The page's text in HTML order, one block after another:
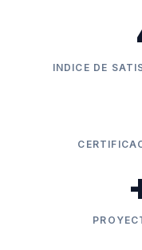
INDICE DE